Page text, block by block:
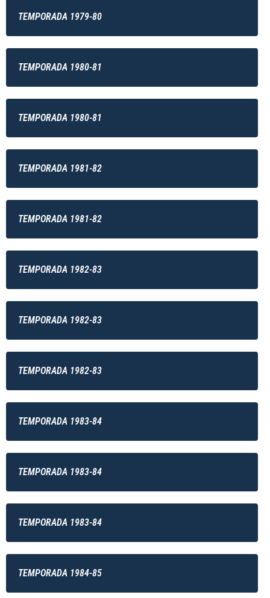
TEMPORADA 1979-80
TEMPORADA 1980-81
TEMPORADA 1980-81
TEMPORADA 1981-82
TEMPORADA 1981-82
TEMPORADA 1982-83
TEMPORADA 1982-83
TEMPORADA 1982-83
TEMPORADA 1983-84
TEMPORADA 1983-84
TEMPORADA 1983-84
TEMPORADA 1984-85